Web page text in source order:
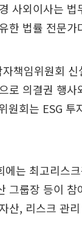
사외이사는
한 법률 전문가
책임위원회
로 의결권 행
원회는 ESG
에는 최고리스
그룹장 등이
산, 리스크 관